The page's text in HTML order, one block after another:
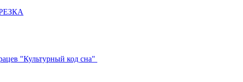
"Культурный код сна"